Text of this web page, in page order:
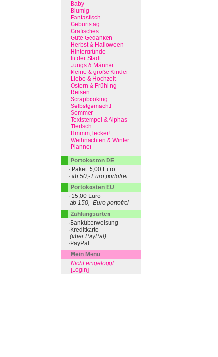
Baby
Blumig
Fantastisch
Geburtstag
Grafisches
Gute Gedanken
Herbst & Halloween
Hintergründe
In der Stadt
Jungs & Männer
kleine & große Kinder
Liebe & Hochzeit
Ostern & Frühling
Reisen
Scrapbooking
Selbstgemacht!
Sommer
Textstempel & Alphas
Tierisch
Hmmm, lecker!
Weihnachten & Winter
Planner
Portokosten DE
· Paket: 5,00 Euro
· ab 50,- Euro portofrei
Portokosten EU
· 15,00 Euro
ab 150,- Euro portofrei
Zahlungsarten
·Banküberweisung
·Kreditkarte
(über PayPal)
·PayPal
Mein Menu
Nicht eingeloggt
[Login]